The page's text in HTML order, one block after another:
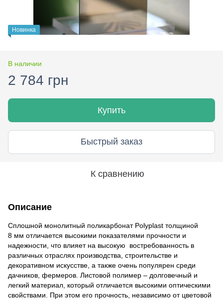
Новинка
В наличии
2 784 грн
Купить
Быстрый заказ
К сравнению
Описание
Сплошной монолитный поликарбонат Polyplast толщиной
8 мм отличается высокими показателями прочности и
надежности, что влияет на высокую востребованность в
различных отраслях производства, строительстве и
декоративном искусстве, а также очень популярен среди
дачников, фермеров. Листовой полимер – долговечный и
легкий материал, который отличается высокими оптическими
свойствами. При этом его прочность, независимо от цветовой